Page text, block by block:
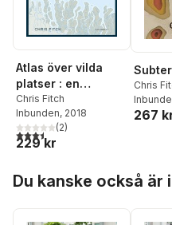
Atlas över vilda
platser : en
makalös resa
genom vår extrema
värld
Chris Fitch
Inbunden, 2018
3,5utav 5 stjärnor. Totalt antal
(2)
229 kr
Chris
267
Du kanske också är